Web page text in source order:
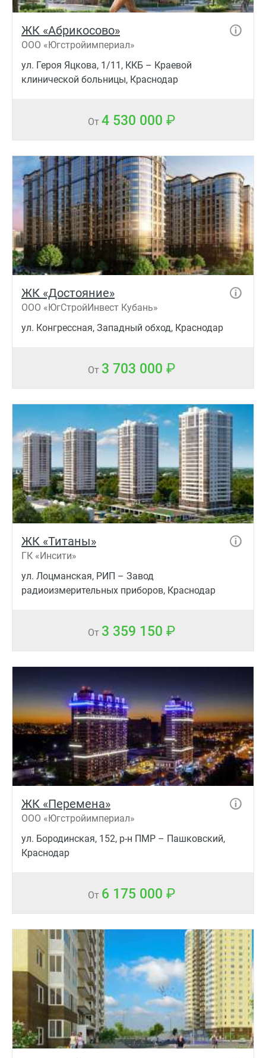
ЖК «Абрикосово»
ООО «Югстройимпериал»
ул. Героя Яцкова, 1/11, ККБ – Краевой
клинической больницы, Краснодар
От 4 530 000
ЖК «Достояние»
ООО «ЮгСтройИнвест Кубань»
ул. Конгрессная, Западный обход, Краснодар
От 3 703 000
ЖК «Титаны»
ГК «Инсити»
ул. Лоцманская, РИП – Завод
радиоизмерительных приборов, Краснодар
От 3 359 150
ЖК «Перемена»
ООО «Югстройимпериал»
ул. Бородинская, 152, р-н ПМР – Пашковский,
Краснодар
От 6 175 000